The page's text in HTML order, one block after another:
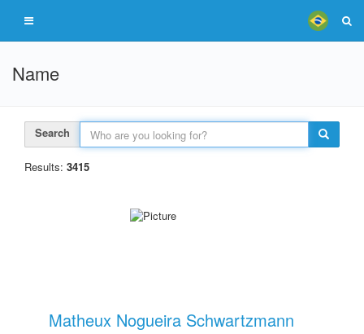
Name
Search
Results: 3415
Matheux Nogueira Schwartzmann